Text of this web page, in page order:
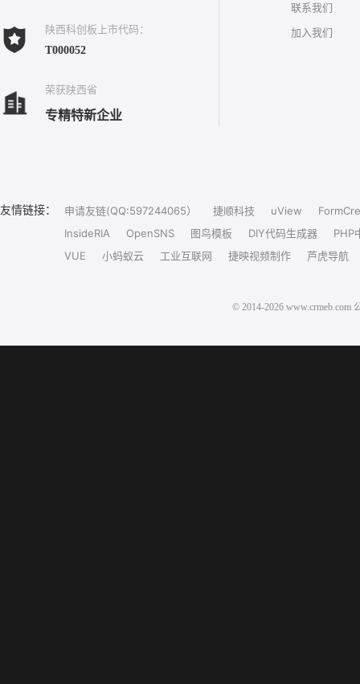
陕西科创板上市代码：
T000052
荣获陕西省
专精特新企业
联系我们
加入我们
友情链接： 申请友链(QQ:597244065） 捷顺科技 uView
InsideRIA
OpenSNS 图鸟模板 DIY代码生成器
PHP
VUE
小蚂蚁云 工业互联网 捷映视频制作 芦虎导航
© 2014-2026